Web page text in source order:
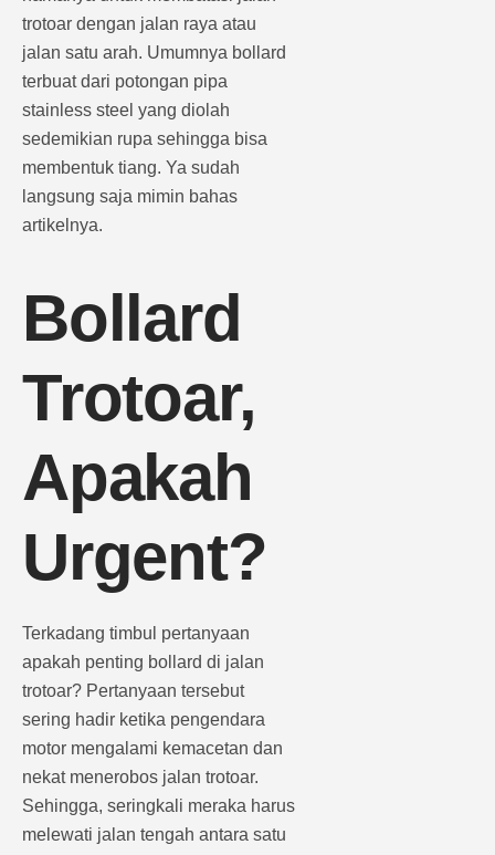
trotoar dengan jalan raya atau
jalan satu arah. Umumnya bollard
terbuat dari potongan pipa
stainless steel yang diolah
sedemikian rupa sehingga bisa
membentuk tiang. Ya sudah
langsung saja mimin bahas
artikelnya.
Bollard
Trotoar,
Apakah
Urgent?
Terkadang timbul pertanyaan
apakah penting bollard di jalan
trotoar? Pertanyaan tersebut
sering hadir ketika pengendara
motor mengalami kemacetan dan
nekat menerobos jalan trotoar.
Sehingga, seringkali meraka harus
melewati jalan tengah antara satu